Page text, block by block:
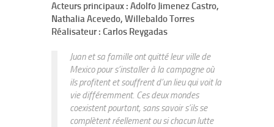
Acteurs principaux : Adolfo Jimenez Castro,
Nathalia Acevedo, Willebaldo Torres
Réalisateur : Carlos Reygadas
Juan et sa famille ont quitté leur ville de
Mexico pour s’installer à la campagne où
ils profitent et souffrent d’un lieu qui voit la
vie différemment. Ces deux mondes
coexistent pourtant, sans savoir s’ils se
complètent réellement ou si chacun lutte